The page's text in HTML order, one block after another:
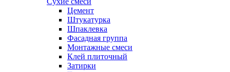
Цемент
Штукатурка
Шпаклевка
Фасадная группа
Монтажные смеси
Клей плиточный
Затирки